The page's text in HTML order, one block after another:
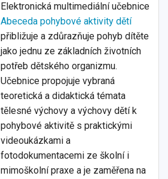
Elektronická multimediální učebnice
Abeceda pohybové aktivity dětí
přibližuje a zdůrazňuje pohyb dítěte
jako jednu ze základních životních
potřeb dětského organizmu.
Učebnice propojuje vybraná
teoretická a didaktická témata
tělesné výchovy a výchovy dětí k
pohybové aktivitě s praktickými
videoukázkami a
fotodokumentacemi ze školní i
mimoškolní praxe a je zaměřena na